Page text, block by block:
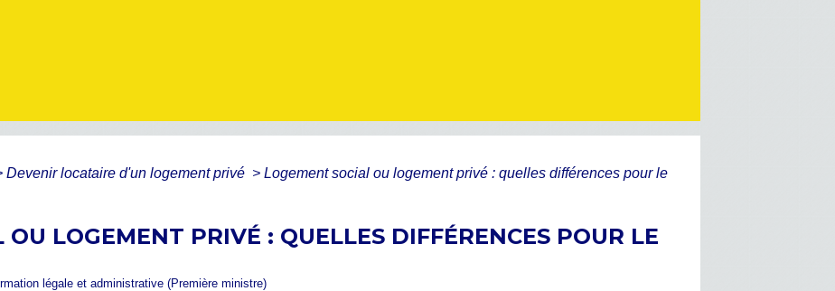
Devenir locataire d'un logement privé > Logement social ou logement privé : quelles différences pour le
OU LOGEMENT PRIVÉ : QUELLES DIFFÉRENCES POUR LE
légale et administrative (Première ministre)